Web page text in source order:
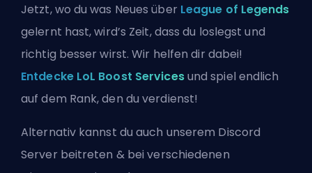
Jetzt, wo du was Neues über League of Legends
gelernt hast, wird’s Zeit, dass du loslegst und
richtig besser wirst. Wir helfen dir dabei!
Entdecke LoL Boost Servicesund spiel endlich
auf dem Rank, den du verdienst!
Alternativ kannst du auch unserem Discord
Server beitreten & bei verschiedenen